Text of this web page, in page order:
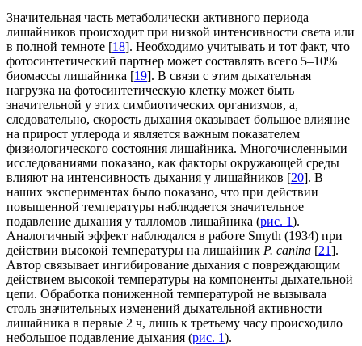
Значительная часть метаболически активного периода
лишайников происходит при низкой интенсивности света или
в полной темноте [18]. Необходимо учитывать и тот факт, что
фотосинтетический партнер может составлять всего 5–10%
биомассы лишайника [19]. В связи с этим дыхательная
нагрузка на фотосинтетическую клетку может быть
значительной у этих симбиотических организмов, а,
следовательно, скорость дыхания оказывает большое влияние
на прирост углерода и является важным показателем
физиологического состояния лишайника. Многочисленными
исследованиями показано, как факторы окружающей среды
влияют на интенсивность дыхания у лишайников [20]. В
наших экспериментах было показано, что при действии
повышенной температуры наблюдается значительное
подавление дыхания у талломов лишайника (рис. 1).
Аналогичный эффект наблюдался в работе Smyth (1934) при
действии высокой температуры на лишайник P. canina [21].
Автор связывает ингибирование дыхания с повреждающим
действием высокой температуры на компоненты дыхательной
цепи. Обработка пониженной температурой не вызывала
столь значительных изменений дыхательной активности
лишайника в первые 2 ч, лишь к третьему часу происходило
небольшое подавление дыхания (рис. 1).